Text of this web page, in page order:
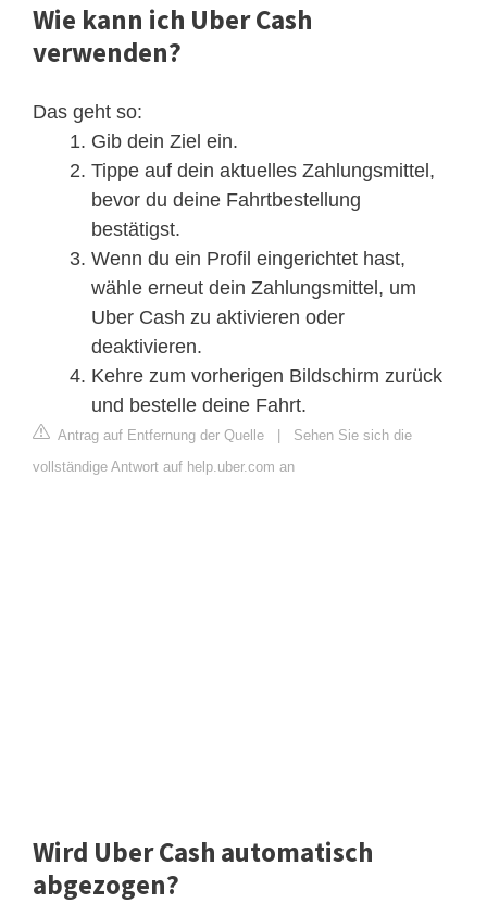
Wie kann ich Uber Cash
verwenden?
Das geht so:
Gib dein Ziel ein.
Tippe auf dein aktuelles Zahlungsmittel,
bevor du deine Fahrtbestellung
bestätigst.
Wenn du ein Profil eingerichtet hast,
wähle erneut dein Zahlungsmittel, um
Uber Cash zu aktivieren oder
deaktivieren.
Kehre zum vorherigen Bildschirm zurück
und bestelle deine Fahrt.
Antrag auf Entfernung der Quelle | Sehen Sie sich die
vollständige Antwort auf help.uber.com an
Wird Uber Cash automatisch
abgezogen?